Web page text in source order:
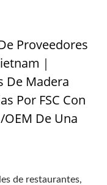
Proveedores
｜
De Madera
Por FSC Con
De Una
de restaurantes,